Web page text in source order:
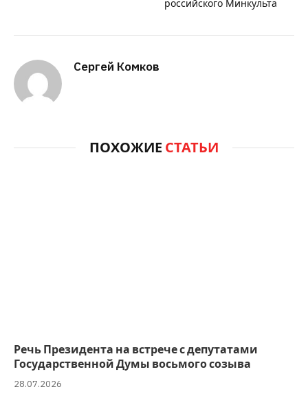
российского Минкульта
Сергей Комков
ПОХОЖИЕ СТАТЬИ
Речь Президента на встрече с депутатами
Государственной Думы восьмого созыва
28.07.2026